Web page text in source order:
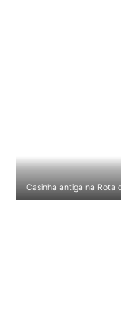
Casinha antiga na Rota